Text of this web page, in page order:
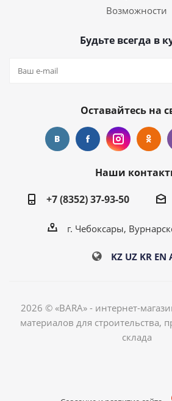
Возможности
Будьте всегда в
Оставайтесь на
Наши
+7 (8352) 37-93-50
г. Чебоксары,
KZ UZ KR EN
2026 © «BARA» - интернет-
материалов для строительства,
склада